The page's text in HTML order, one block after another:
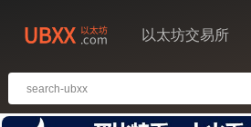
以太坊交易所